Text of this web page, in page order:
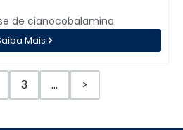
Mais
de cianocobalamina.
3 … >